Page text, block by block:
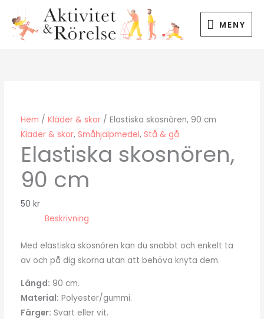
innehåll
MENY
MENY
Hem / Kläder & skor/ Elastiska skosnören, 90 cm
Kläder & skor, Småhjälpmedel, Stå & gå
Elastiska skosnören,
90 cm
50 kr
Beskrivning
Med elastiska skosnören kan du snabbt och enkelt ta
av och på dig skorna utan att behöva knyta dem.
Längd: 90 cm.
Material: Polyester/gummi.
Färger: Svart eller vit.